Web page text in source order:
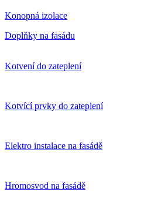
Konopná izolace
Doplňky na fasádu
Kotvení do zateplení
Kotvící prvky do zateplení
Elektro instalace na fasádě
Hromosvod na fasádě